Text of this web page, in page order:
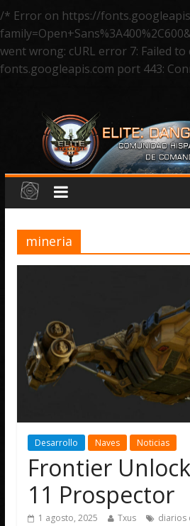
/* Error on https://
went wrong: cURL error 7: Failed
fonts.googleapis.com port 443:
mineria
Desarrollo Naves Noticias
Frontier
11 Prospector
1 agosto, 2025 Txus diarios